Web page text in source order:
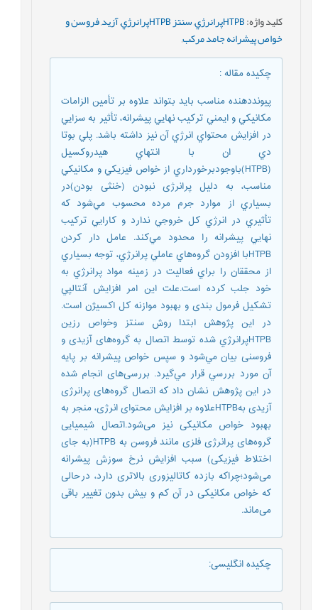
کلید واژه:HTPBپرانرژي ,سنتز HTPBپرانرژي ,آزید,فروسن و
خواص پيشرانه جامد مرکب,
چکیده مقاله:
پیونددهنده مناسب بايد بتواند علاوه بر تأمين الزامات
مکانيکي و ايمني ترکيب نهايي پيشرانه، تأثير به سزايي
در افزايش محتواي انرژي آن نيز داشته باشد. پلي بوتا
دي ان با انتهاي هيدروکسيل
(HTPB)باوجودبرخورداري از خواص فيزيکي و مکانيکي
مناسب، به دليل پرانرژی نبودن (خنثی بودن)در
بسياري از موارد جرم مرده محسوب مي‌شود که
تأثيري در انرژي کل خروجي ندارد و کارايي ترکيب
نهايي پيشرانه را محدود مي‌کند. عامل دار کردن
HTPBبا افزودن گروه‌هاي عاملي پرانرژي، توجه بسياري
از محققان را براي فعاليت در زمينه مواد پرانرژي به
خود جلب کرده است.علت این امر افزايش آنتالپي
تشکيل فرمول بندی و بهبود موازنه کل اکسيژن است.
در اين پژوهش ابتدا روش سنتز وخواص رزين
HTPBپرانرژي شده توسط اتصال به گروه‌های آزیدی و
فروسنی بيان مي‌شود و سپس خواص پيشرانه بر پايه
آن مورد بررسي قرار مي‌گيرد. بررسی‌های انجام شده
در این پژوهش نشان داد که اتصال گروه‌های پرانرژی
آزیدی بهHTPBعلاوه بر افزایش محتوای انرژی، منجر به
بهبود خواص مکانیکی نیز می‌شود.اتصال شیمیایی
گروه‌های پرانرژی فلزی مانند فروسن به HTPB(به جای
اختلاط فیزیکی) سبب افزایش نرخ سوزش پیشرانه
می‌شود؛چراکه بازده کاتالیزوری بالاتری دارد، درحالی
که خواص مکانیکی در آن کم و بیش بدون تغییر باقی
می‌ماند.
چکیده انگلیسی: